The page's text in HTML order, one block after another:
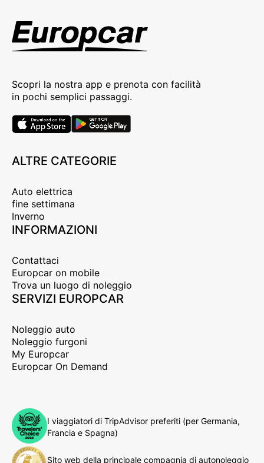
Scopri la nostra app e prenota con facilità
in pochi semplici passaggi.
ALTRE CATEGORIE
Auto elettrica
fine settimana
Inverno
INFORMAZIONI
Contattaci
Europcar on mobile
Trova un luogo di noleggio
SERVIZI EUROPCAR
Noleggio auto
Noleggio furgoni
My Europcar
Europcar On Demand
I viaggiatori di TripAdvisor preferiti (per Germania,
Francia e Spagna)
Sito web della principale compagnia di autonoleggio